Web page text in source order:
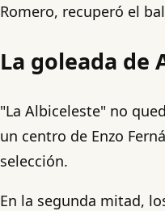
Romero, recuperó el
La goleada de
"La Albiceleste" no
un centro de Enzo
selección.
En la segunda mitad,